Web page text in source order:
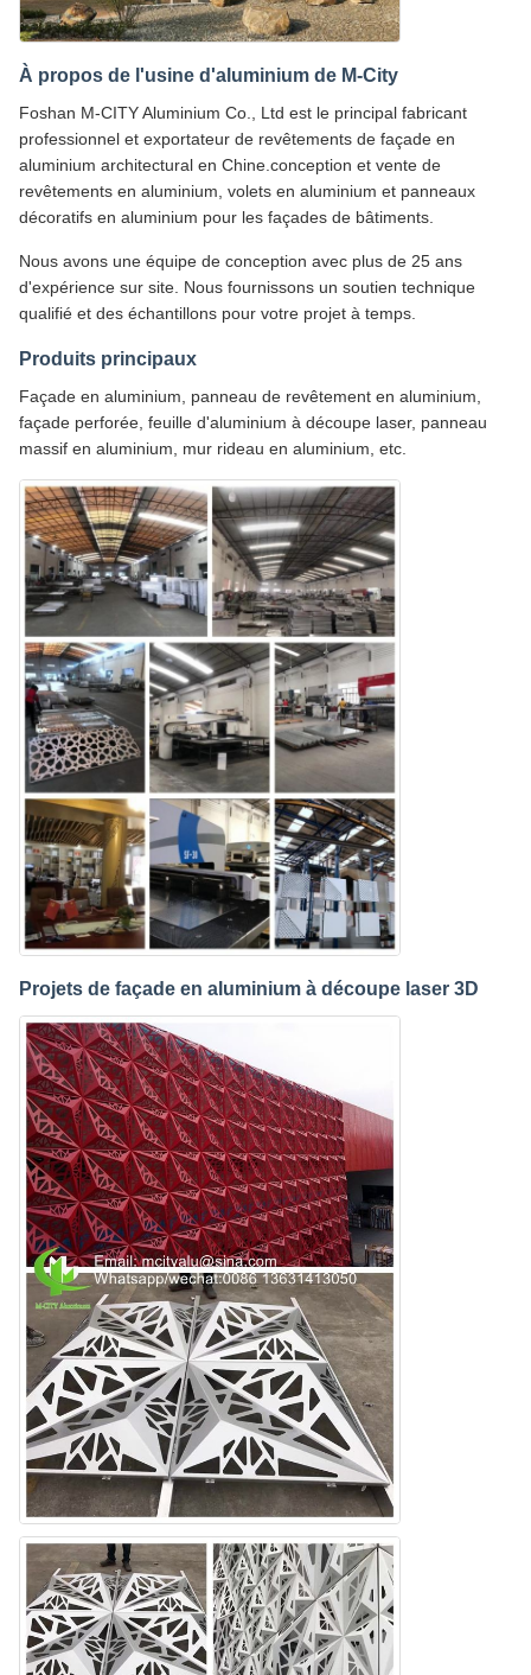
À propos de l'usine d'aluminium de M-City
Foshan M-CITY Aluminium Co., Ltd est le principal fabricant
professionnel et exportateur de revêtements de façade en
aluminium architectural en Chine.conception et vente de
revêtements en aluminium, volets en aluminium et panneaux
décoratifs en aluminium pour les façades de bâtiments.
Nous avons une équipe de conception avec plus de 25 ans
d'expérience sur site. Nous fournissons un soutien technique
qualifié et des échantillons pour votre projet à temps.
Produits principaux
Façade en aluminium, panneau de revêtement en aluminium,
façade perforée, feuille d'aluminium à découpe laser, panneau
massif en aluminium, mur rideau en aluminium, etc.
Projets de façade en aluminium à découpe laser 3D